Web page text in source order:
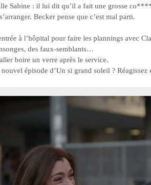
Sabine : il lui dit qu’il a fait une grosse
Becker pense que c’est mal parti.
à l’hôpital pour faire les plannings avec
des faux-semblants…
boire un verre après le service.
épisode d’Un si grand soleil ? Réagissez